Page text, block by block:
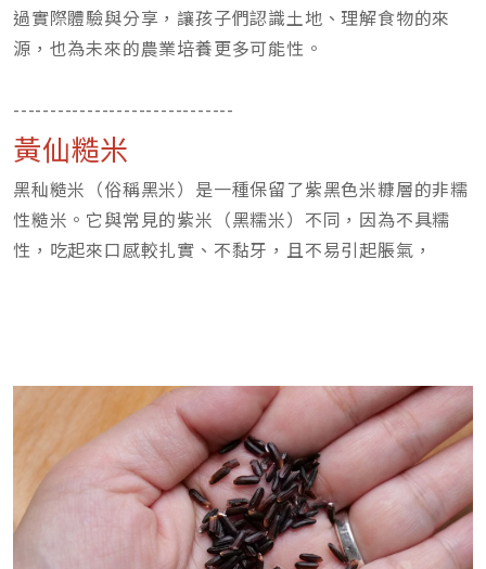
過實際體驗與分享，讓孩子們認識土地、理解食物的來
源，也為未來的農業培養更多可能性。
------------------------------
黃仙糙米
黑秈糙米（俗稱黑米）是一種保留了紫黑色米糠層的非糯
性糙米。它與常見的紫米（黑糯米）不同，因為不具糯
性，吃起來口感較扎實、不黏牙，且不易引起脹氣，